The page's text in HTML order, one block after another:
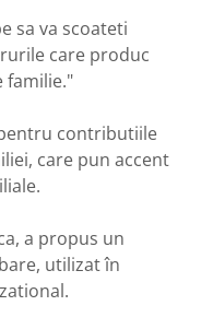
sa va scoateti
care produc
familie."
contributiile
care pun accent
a propus un
utilizat în